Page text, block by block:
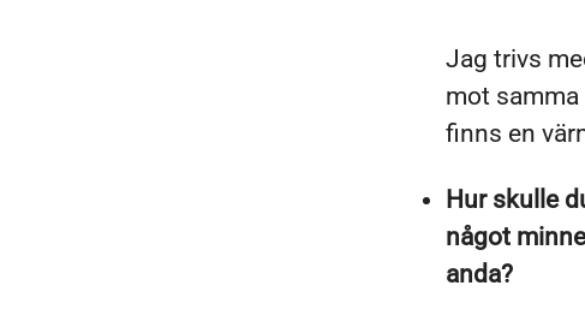
Jag trivs
mot
finns en
Hur skulle
något
anda?